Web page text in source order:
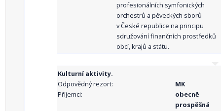
profesionálních symfonických
orchestrů a pěveckých sborů
v České republice na principu
sdružování finančních prostředků
obcí, krajů a státu.
Kulturní aktivity.
Odpovědný rezort:
MK
Příjemci:
obecně
prospěšná